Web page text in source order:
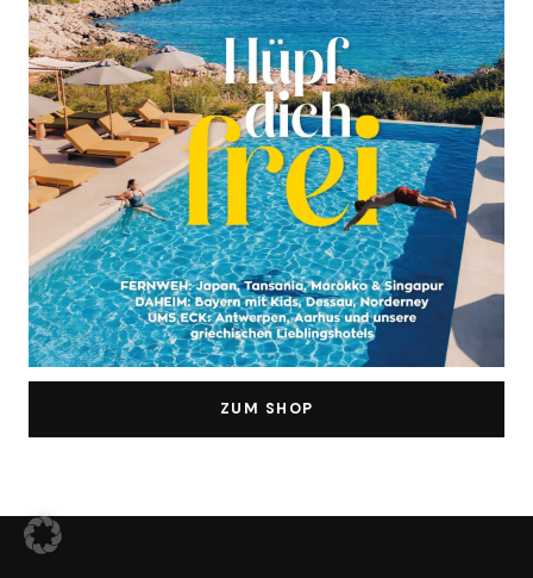
ZUM SHOP